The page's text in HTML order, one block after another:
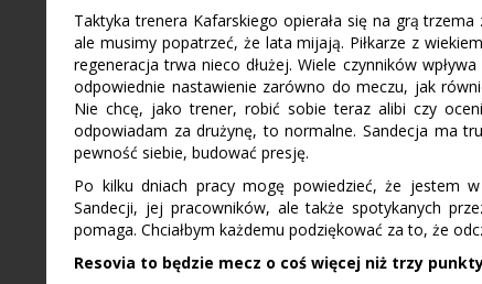
Taktyka trenera Kafarskiego opierała się na grą trzema
ale musimy popatrzeć, że lata mijają. Piłkarze z
regeneracja trwa nieco dłużej. Wiele czynników
odpowiednie nastawienie zarówno do meczu, jak
Nie chcę, jako trener, robić sobie teraz alibi czy
odpowiadam za drużynę, to normalne. Sandecja ma
pewność siebie, budować presję.
Po kilku dniach pracy mogę powiedzieć, że jestem
Sandecji, jej pracowników, ale także spotykanych
pomaga. Chciałbym każdemu podziękować za to, że
Resovia to będzie mecz o coś więcej niż trzy